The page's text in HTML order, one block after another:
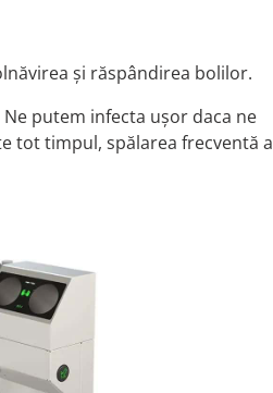
și răspândirea bolilor.
putem infecta ușor daca ne
tot timpul, spălarea frecventă a